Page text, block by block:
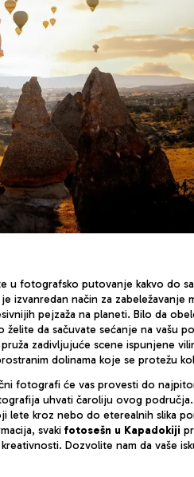
u fotografsko putovanje kakvo do
je izvanredan način za zabeležavanje
pejzaža na planeti. Bilo da
želite da sačuvate sećanje na vašu
pruža zadivljujuće scene ispunjene
dolinama koje se protežu
fotografi će vas provesti do
uhvati čaroliju ovog
lete kroz nebo do eterealnih slika
svaki fotosešn u Kapadokiji
Dozvolite nam da vaše